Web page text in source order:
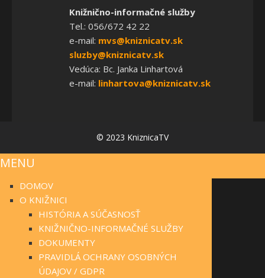
Knižnično-informačné služby
Tel.: 056/672 42 22
e-mail: mvs@kniznicatv.sk
sluzby@kniznicatv.sk
Vedúca: Bc. Janka Linhartová
e-mail: linhartova@kniznicatv.sk
© 2023 KniznicaTV
MENU
DOMOV
O KNIŽNICI
HISTÓRIA A SÚČASNOSŤ
KNIŽNIČNO-INFORMAČNÉ SLUŽBY
DOKUMENTY
PRAVIDLÁ OCHRANY OSOBNÝCH
ÚDAJOV / GDPR